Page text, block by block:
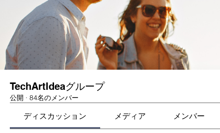
TechArtIdeaグループ
公開 · 84名のメンバー
ディスカッション メディア メンバー